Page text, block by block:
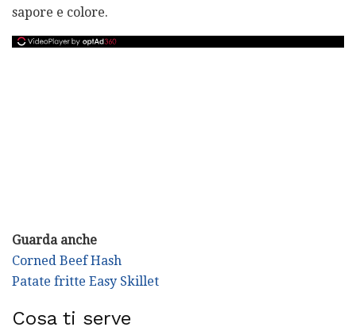
sapore e colore.
Guarda anche
Corned Beef Hash
Patate fritte Easy Skillet
Cosa ti serve